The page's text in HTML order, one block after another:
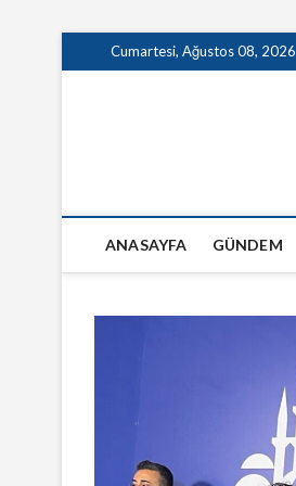
to
Cumartesi, Ağustos 08, 2026
ANASAYFA GÜNDEM